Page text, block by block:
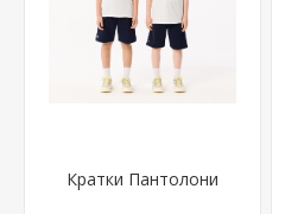
Кратки Пантолони